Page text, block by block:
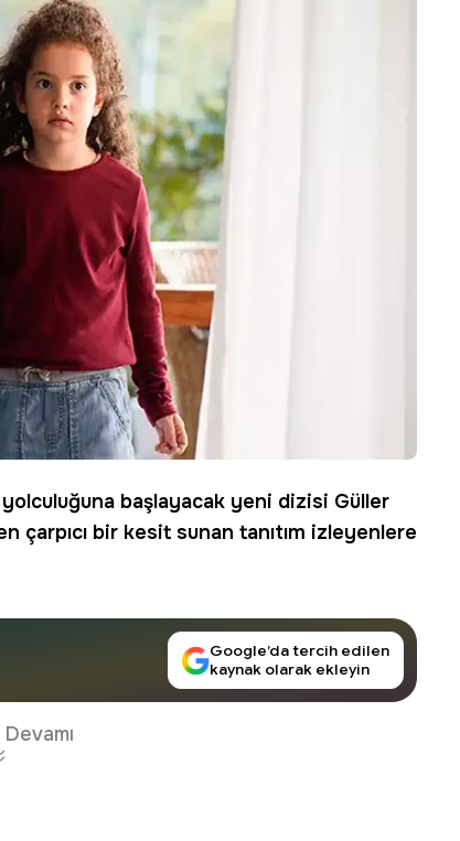
yolculuğuna başlayacak yeni dizisi Güller
çarpıcı bir kesit sunan tanıtım izleyenlere
Google’da tercih edilen
kaynak olarak ekleyin